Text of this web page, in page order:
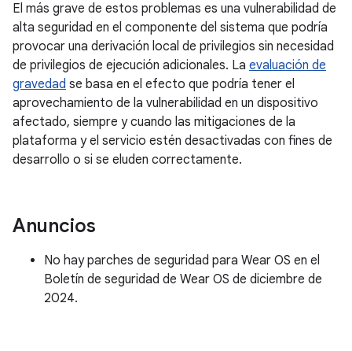
El más grave de estos problemas es una vulnerabilidad de
alta seguridad en el componente del sistema que podría
provocar una derivación local de privilegios sin necesidad
de privilegios de ejecución adicionales. La evaluación de
gravedad se basa en el efecto que podría tener el
aprovechamiento de la vulnerabilidad en un dispositivo
afectado, siempre y cuando las mitigaciones de la
plataforma y el servicio estén desactivadas con fines de
desarrollo o si se eluden correctamente.
Anuncios
No hay parches de seguridad para Wear OS en el
Boletín de seguridad de Wear OS de diciembre de
2024.